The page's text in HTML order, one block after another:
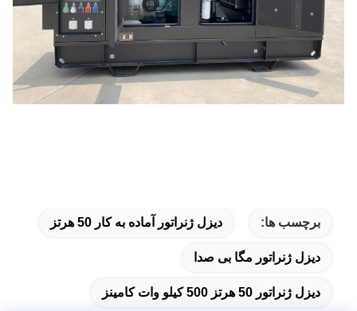
برچسب ها: دیزل ژنراتور آماده به کار 50 هرتز
دیزل ژنراتور مگا بی صدا
دیزل ژنراتور 50 هرتز 500 کیلو وات کامینز